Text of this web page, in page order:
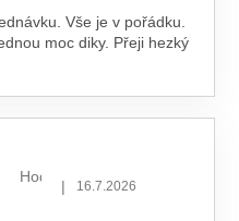
Vše je v pořádku.
moc diky. Přeji hezký
Hodnocení obchodu je 5 z 5
| 16.7.2026